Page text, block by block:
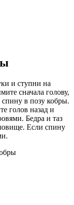
и ступни на
сначала голову,
в позу кобры.
голов назад и
Бедра и таз
Если спину